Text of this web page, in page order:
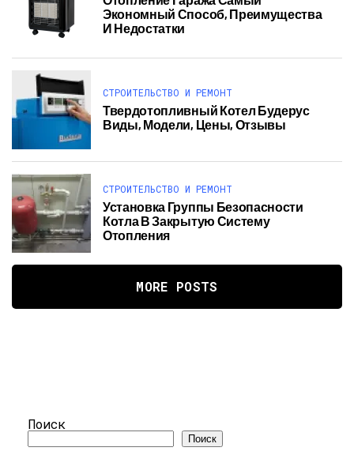
Экономный Способ, Преимущества
И Недостатки
СТРОИТЕЛЬСТВО И РЕМОНТ
Твердотопливный Котел Будерус
Виды, Модели, Цены, Отзывы
СТРОИТЕЛЬСТВО И РЕМОНТ
Установка Группы Безопасности
Котла В Закрытую Систему
Отопления
MORE POSTS
Поиск
Поиск